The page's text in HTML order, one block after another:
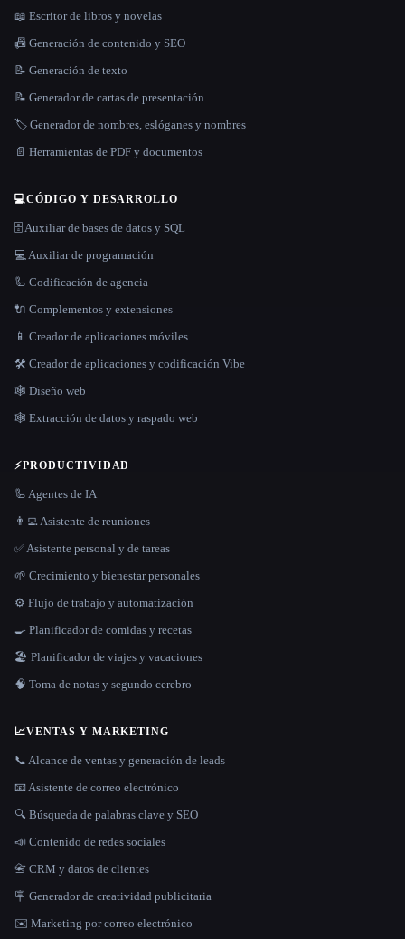
📖 Escritor de libros y novelas
📠 Generación de contenido y SEO
📝 Generación de texto
📝 Generador de cartas de presentación
🏷️ Generador de nombres, eslóganes y nombres
📄 Herramientas de PDF y documentos
💻CÓDIGO Y DESARROLLO
🗄️ Auxiliar de bases de datos y SQL
💻 Auxiliar de programación
🦾 Codificación de agencia
🔌 Complementos y extensiones
📱 Creador de aplicaciones móviles
🛠️ Creador de aplicaciones y codificación Vibe
🕸 Diseño web
🕸️ Extracción de datos y raspado web
⚡PRODUCTIVIDAD
🦾 Agentes de IA
👨‍💻 Asistente de reuniones
✅ Asistente personal y de tareas
🌱 Crecimiento y bienestar personales
⚙️ Flujo de trabajo y automatización
🍳 Planificador de comidas y recetas
🏖 Planificador de viajes y vacaciones
🧠 Toma de notas y segundo cerebro
📈VENTAS Y MARKETING
📞 Alcance de ventas y generación de leads
📧 Asistente de correo electrónico
🔍 Búsqueda de palabras clave y SEO
📣 Contenido de redes sociales
📇 CRM y datos de clientes
🪧 Generador de creatividad publicitaria
✉️ Marketing por correo electrónico